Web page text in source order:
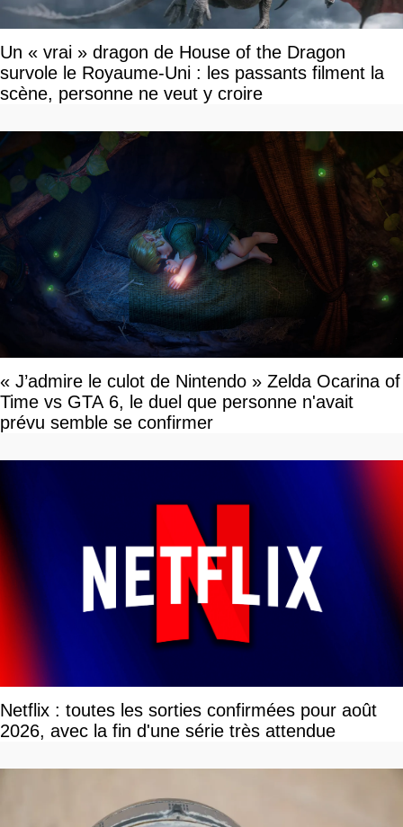
Un « vrai » dragon de House of the Dragon
survole le Royaume-Uni : les passants filment la
scène, personne ne veut y croire
« J’admire le culot de Nintendo » Zelda Ocarina of
Time vs GTA 6, le duel que personne n'avait
prévu semble se confirmer
Netflix : toutes les sorties confirmées pour août
2026, avec la fin d'une série très attendue